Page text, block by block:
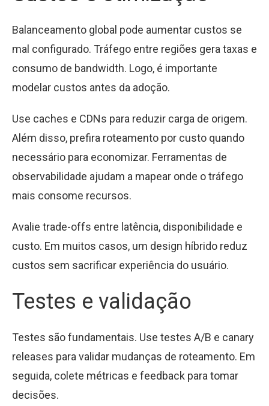
Balanceamento global pode aumentar custos se
mal configurado. Tráfego entre regiões gera taxas e
consumo de bandwidth. Logo, é importante
modelar custos antes da adoção.
Use caches e CDNs para reduzir carga de origem.
Além disso, prefira roteamento por custo quando
necessário para economizar. Ferramentas de
observabilidade ajudam a mapear onde o tráfego
mais consome recursos.
Avalie trade-offs entre latência, disponibilidade e
custo. Em muitos casos, um design híbrido reduz
custos sem sacrificar experiência do usuário.
Testes e validação
Testes são fundamentais. Use testes A/B e canary
releases para validar mudanças de roteamento. Em
seguida, colete métricas e feedback para tomar
decisões.